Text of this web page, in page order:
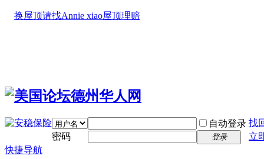
自动登录 找
密码
登录
立
快捷导航